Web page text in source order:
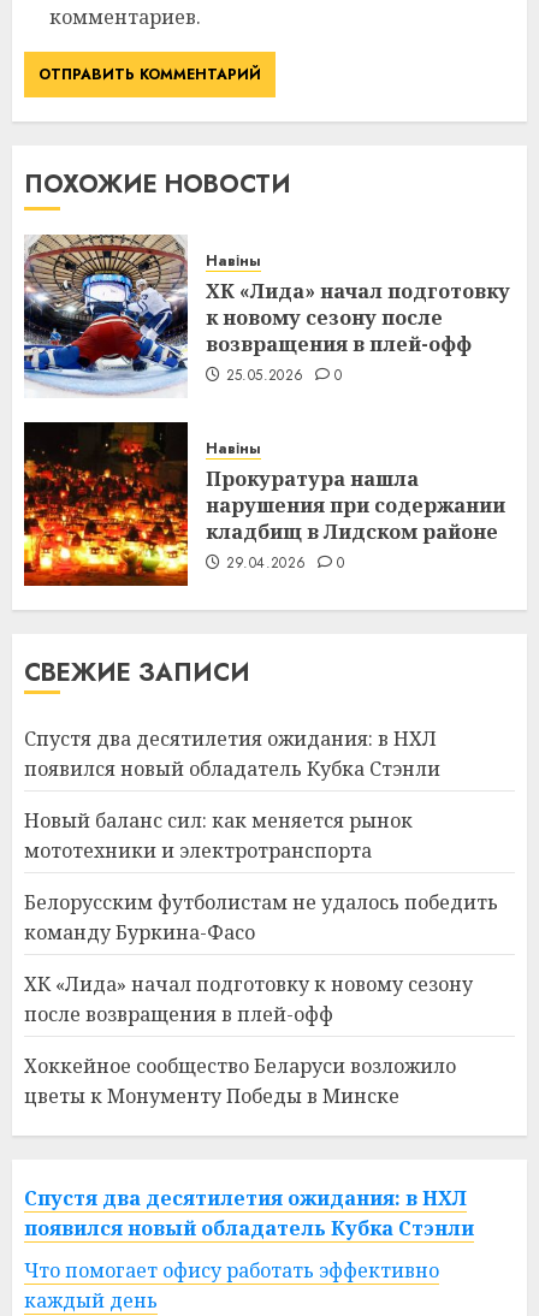
комментариев.
ПОХОЖИЕ НОВОСТИ
Навіны
ХК «Лида» начал подготовку
к новому сезону после
возвращения в плей-офф
25.05.2026 0
Навіны
Прокуратура нашла
нарушения при содержании
кладбищ в Лидском районе
29.04.2026 0
СВЕЖИЕ ЗАПИСИ
Спустя два десятилетия ожидания: в НХЛ
появился новый обладатель Кубка Стэнли
Новый баланс сил: как меняется рынок
мототехники и электротранспорта
Белорусским футболистам не удалось победить
команду Буркина-Фасо
ХК «Лида» начал подготовку к новому сезону
после возвращения в плей-офф
Хоккейное сообщество Беларуси возложило
цветы к Монументу Победы в Минске
Спустя два десятилетия ожидания: в НХЛ
появился новый обладатель Кубка Стэнли
Что помогает офису работать эффективно
каждый день